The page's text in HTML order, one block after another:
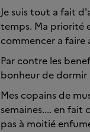
Je suis tout a fait
temps. Ma priorité
commencer a faire
Par contre les
bonheur de dormir
Mes copains de
semaines.... en
pas à moitié